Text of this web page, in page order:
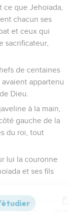
que Jehoïada,
chacun ses
et ceux qui
sacrificateur,
de centaines
appartenu
Dieu.
à la main,
gauche de la
du roi, tout
lui la couronne
et ses fils
et acclamait
de l'Éternel.